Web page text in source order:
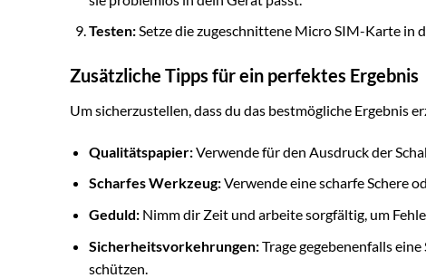
Testen:Setze die zugeschnittene Micro SIM-Karte in
Zusätzliche Tipps für ein perfektes Ergebnis
Um sicherzustellen, dass du das bestmögliche Ergebnis
Qualitätspapier:Verwende für den Ausdruck der
Scharfes Werkzeug:Verwende eine scharfe Schere
Geduld:Nimm dir Zeit und arbeite sorgfältig, um
Sicherheitsvorkehrungen:Trage gegebenenfalls
schützen.